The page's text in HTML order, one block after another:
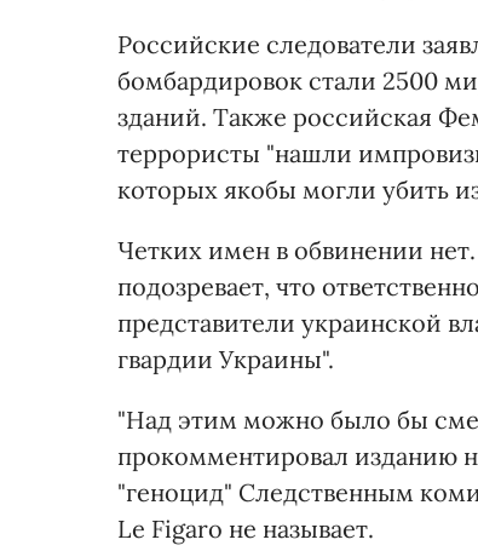
Российские следователи
бомбардировок стали 2500
зданий. Также российская
террористы "нашли
которых якобы могли убить
Четких имен в обвинении
подозревает, что
представители украинской
гвардии Украины".
"Над этим можно было бы
прокомментировал изданию
"геноцид" Следственным
Le Figaro не называет.